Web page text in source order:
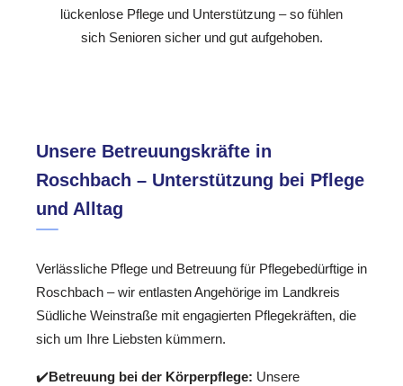
lückenlose Pflege und Unterstützung – so fühlen
sich Senioren sicher und gut aufgehoben.
Unsere Betreuungskräfte in
Roschbach – Unterstützung bei Pflege
und Alltag
Verlässliche Pflege und Betreuung für Pflegebedürftige in
Roschbach – wir entlasten Angehörige im Landkreis
Südliche Weinstraße mit engagierten Pflegekräften, die
sich um Ihre Liebsten kümmern.
✔️Betreuung bei der Körperpflege: Unsere